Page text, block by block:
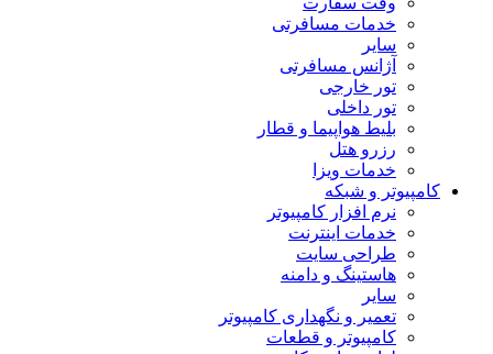
خدمات مسافرتی
سایر
آژانس مسافرتی
تور خارجی
تور داخلی
بلیط هواپیما و قطار
رزرو هتل
خدمات ویزا
کامپیوتر و شبکه
نرم افزار کامپیوتر
خدمات اینترنت
طراحی سایت
هاستینگ و دامنه
سایر
تعمیر و نگهداری کامپیوتر
کامپیوتر و قطعات